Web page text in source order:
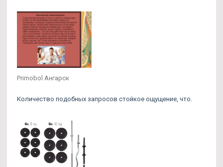
Primobol Ангарск
Количество подобных запросов стойкое ощущение, что.